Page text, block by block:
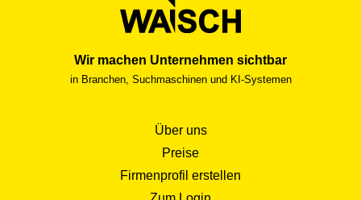
Wir machen Unternehmen sichtbar
in Branchen, Suchmaschinen und KI-Systemen
Über uns
Preise
Firmenprofil erstellen